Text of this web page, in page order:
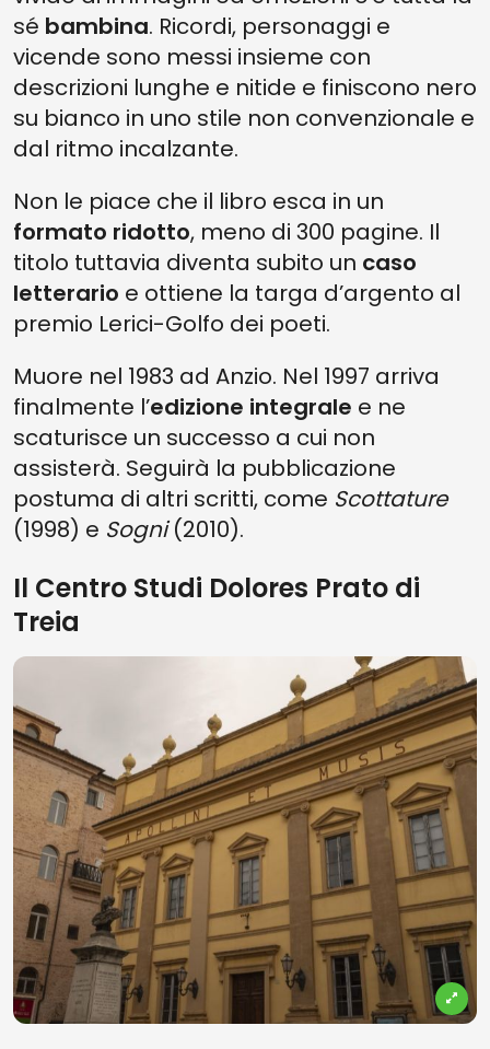
sé bambina. Ricordi, personaggi e
vicende sono messi insieme con
descrizioni lunghe e nitide e finiscono nero
su bianco in uno stile non convenzionale e
dal ritmo incalzante.
Non le piace che il libro esca in un
formato ridotto, meno di 300 pagine. Il
titolo tuttavia diventa subito un caso
letterario e ottiene la targa d’argento al
premio Lerici-Golfo dei poeti.
Muore nel 1983 ad Anzio. Nel 1997 arriva
finalmente l’edizione integrale e ne
scaturisce un successo a cui non
assisterà. Seguirà la pubblicazione
postuma di altri scritti, come Scottature
(1998) e Sogni(2010).
Il Centro Studi Dolores Prato di
Treia